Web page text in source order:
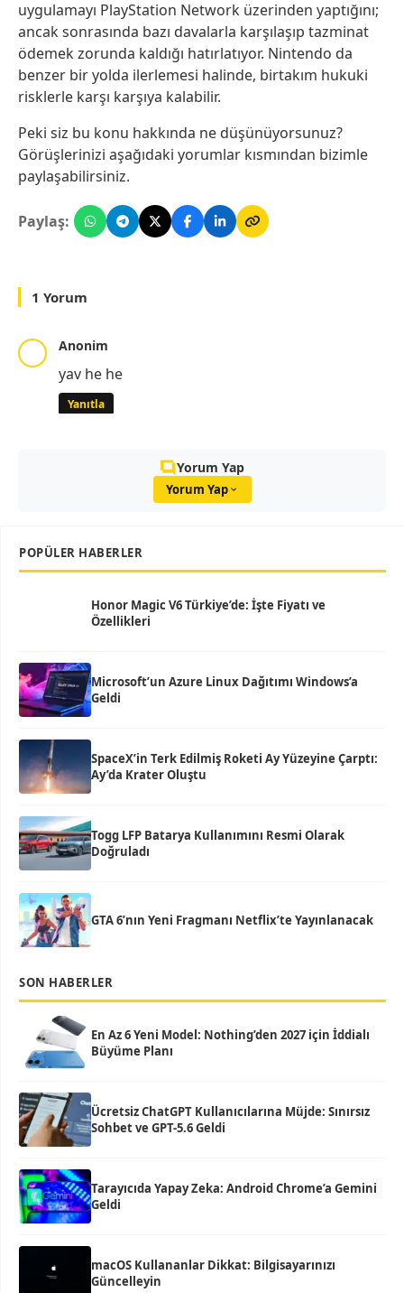
uygulamayı PlayStation Network üzerinden yaptığını;
ancak sonrasında bazı davalarla karşılaşıp tazminat
ödemek zorunda kaldığı hatırlatıyor. Nintendo da
benzer bir yolda ilerlemesi halinde, birtakım hukuki
risklerle karşı karşıya kalabilir.
Peki siz bu konu hakkında ne düşünüyorsunuz?
Görüşlerinizi aşağıdaki yorumlar kısmından bizimle
paylaşabilirsiniz.
Paylaş:
1 Yorum
Anonim
yav he he
Yanıtla
Yorum Yap
Yorum Yap
POPÜLER HABERLER
Honor Magic V6 Türkiye’de: İşte Fiyatı ve
Özellikleri
Microsoft’un Azure Linux Dağıtımı Windows’a
Geldi
SpaceX’in Terk Edilmiş Roketi Ay Yüzeyine Çarptı:
Ay’da Krater Oluştu
Togg LFP Batarya Kullanımını Resmi Olarak
Doğruladı
GTA 6’nın Yeni Fragmanı Netflix’te Yayınlanacak
SON HABERLER
En Az 6 Yeni Model: Nothing’den 2027 için İddialı
Büyüme Planı
Ücretsiz ChatGPT Kullanıcılarına Müjde: Sınırsız
Sohbet ve GPT-5.6 Geldi
Tarayıcıda Yapay Zeka: Android Chrome’a Gemini
Geldi
macOS Kullananlar Dikkat: Bilgisayarınızı
Güncelleyin